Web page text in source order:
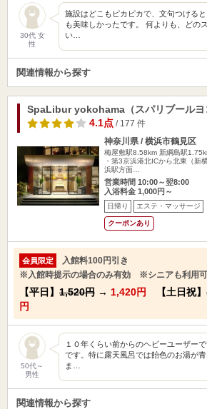
30代 女
性
施設はどこもピカピカで、文句つける
も美味しかったです。 何よりも、どの
い…
関連情報から探す
SpaLibur yokohama（スパリブールヨ
4.1点/ 177 件
神奈川県 / 横浜市鶴見区
梅屋敷駅8.58km 新綱島駅
・第3京浜港北ICから北東（新
浜駅方面…
営業時間 10:00～翌8:00
入浴料金 1,000円～
日帰り エステ・マッサージ
クーポンあり
会員限定
入館料100円引き
※入館時提示の場合のみ有効 ※シニアも利用可
【平日】 1,520円 → 1,420円 【土日祝】
円
50代～
男性
１０年くらい前からのヘビーユーザー
です。特に露天風呂では飴色のお湯が
ま…
関連情報から探す